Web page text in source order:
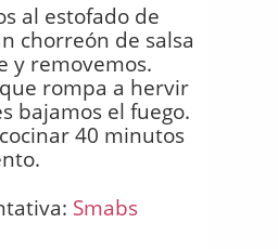
al estofado de
chorreón de salsa
y removemos.
rompa a hervir
bajamos el fuego.
40 minutos
Smabs